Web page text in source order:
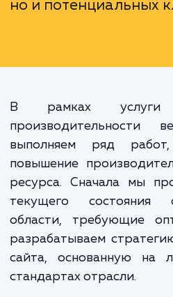
ваш сайт
плавного
рискуете
но и
В рамках